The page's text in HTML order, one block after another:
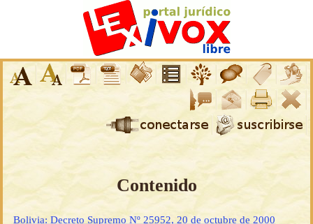
Contenido
Bolivia: Decreto Supremo Nº 25952, 20 de octubre de 2000